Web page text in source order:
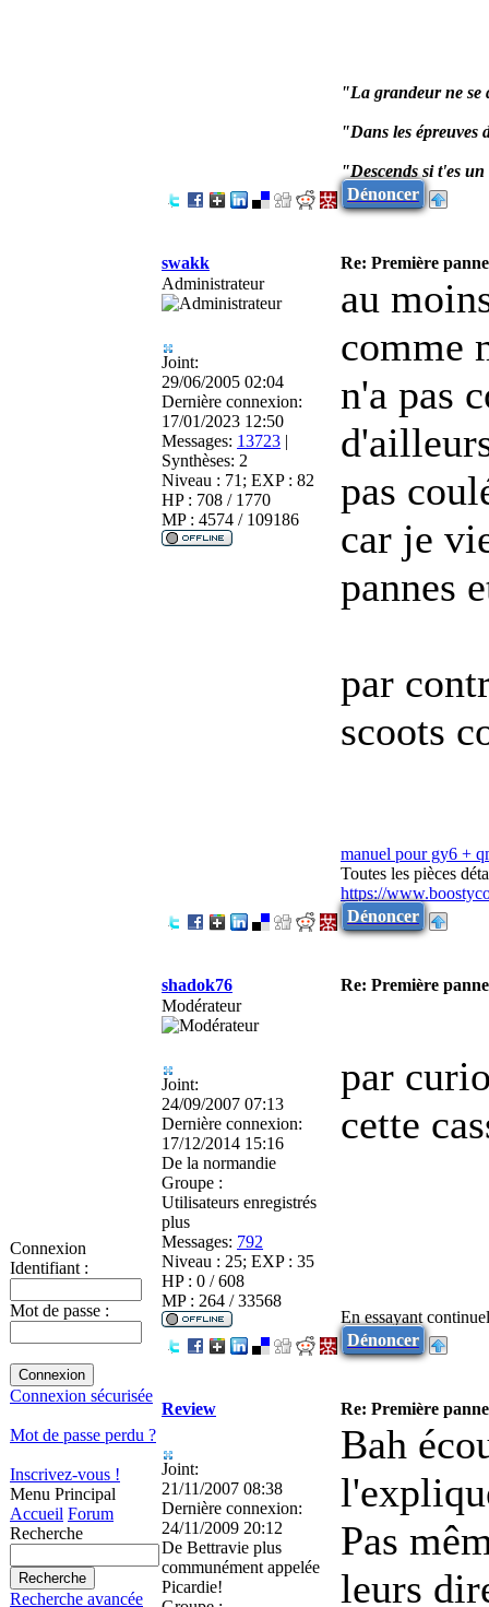
Connexion
Identifiant :
Mot de passe :
Connexion sécurisée
Mot de passe perdu ?
Inscrivez-vous !
Menu Principal
Accueil Forum
Recherche
Recherche avancée
"La grandeur ne se
"Dans les épreuves
"Descends si t'es
Dénoncer
swakk
Re: Première
Administrateur
Joint:
29/06/2005 02:04
Dernière connexion:
17/01/2023 12:50
Messages: 13723 |
Synthèses: 2
Niveau : 71; EXP : 82
HP : 708 / 1770
MP : 4574 / 109186
au
comme
n'a pas
pas
car je
pannes
par
scoots
manuel pour gy6 +
Toutes les pièces
https://
Dénoncer
shadok76
Re: Première
Modérateur
Joint:
24/09/2007 07:13
Dernière connexion:
17/12/2014 15:16
De la normandie
Groupe :
Utilisateurs enregistrés
plus
Messages: 792
Niveau : 25; EXP : 35
HP : 0 / 608
MP : 264 / 33568
par
cette
En essayant
Dénoncer
Review Re: Première
Joint:
21/11/2007 08:38
Dernière connexion:
24/11/2009 20:12
De Bettravie plus
communément appelée
Picardie!
Bah
Pas
leurs